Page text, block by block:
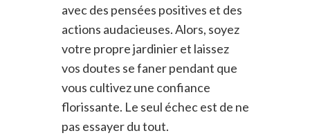
avec des pensées positives et des
actions audacieuses. Alors, soyez
votre propre jardinier et laissez
vos doutes se faner pendant que
vous cultivez une confiance
florissante. Le seul échec est de ne
pas essayer du tout.